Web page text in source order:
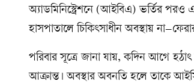
অ্যাডমিনিস্ট্রেশনে (আইবিএ) ভর্তির
হাসপাতালে চিকিৎসাধীন অবস্থায়
পরিবার সূত্রে জানা যায়, কদিন আগে
আক্রান্ত। অবস্থার অবনতি হলে তাকে